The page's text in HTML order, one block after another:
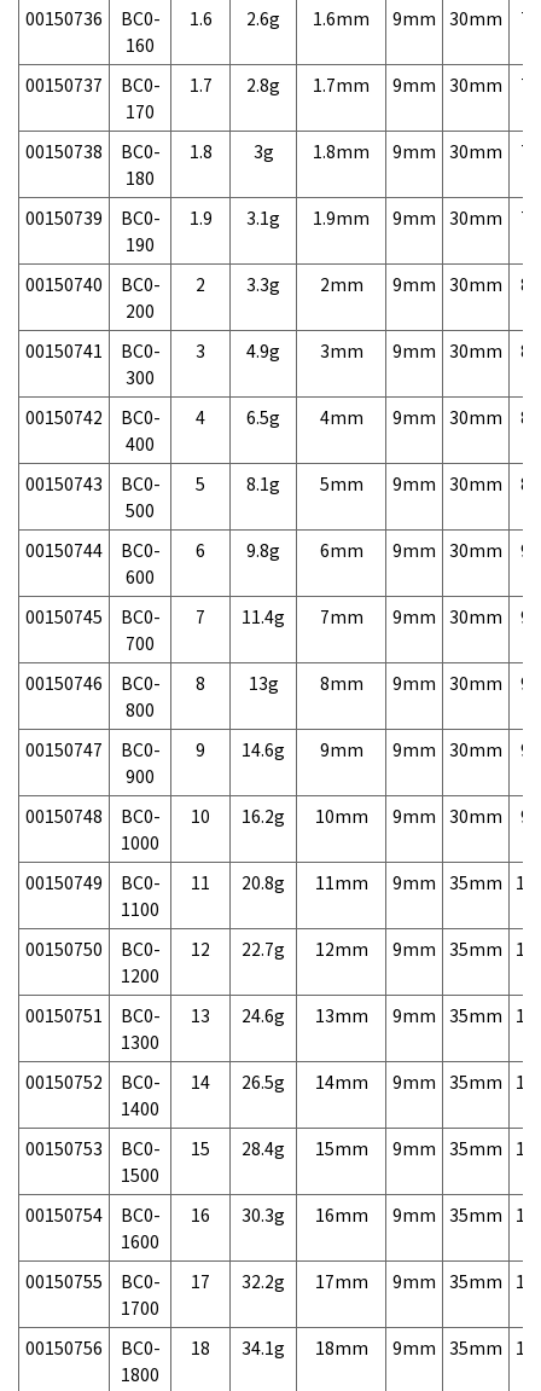
00150736
BC0-
160
1.6 2.6g 1.6mm 9mm 30mm
00150737
BC0-
170
1.7 2.8g 1.7mm 9mm 30mm
00150738
BC0-
180
1.8 3g 1.8mm 9mm 30mm
00150739
BC0-
190
1.9 3.1g 1.9mm 9mm 30mm
00150740
BC0-
200
2 3.3g 2mm 9mm 30mm
00150741
BC0-
300
3 4.9g 3mm 9mm 30mm
00150742
BC0-
400
4 6.5g 4mm 9mm 30mm
00150743
BC0-
500
5 8.1g 5mm 9mm 30mm
00150744
BC0-
600
6 9.8g 6mm 9mm 30mm
00150745
BC0-
700
7 11.4g 7mm 9mm 30mm
00150746
BC0-
800
8 13g 8mm 9mm 30mm
00150747
BC0-
900
9 14.6g 9mm 9mm 30mm
00150748
BC0-
1000
10 16.2g 10mm 9mm 30mm
00150749
BC0-
1100
11 20.8g 11mm 9mm 35mm
00150750
BC0-
1200
12 22.7g 12mm 9mm 35mm
00150751
BC0-
1300
13 24.6g 13mm 9mm 35mm
00150752
BC0-
1400
14 26.5g 14mm 9mm 35mm
00150753
BC0-
1500
15 28.4g 15mm 9mm 35mm
00150754
BC0-
1600
16 30.3g 16mm 9mm 35mm
00150755
BC0-
1700
17 32.2g 17mm 9mm 35mm
00150756
BC0-
1800
18 34.1g 18mm 9mm 35mm